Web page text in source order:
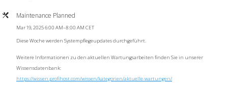
Maintenance Planned
Mar 19, 2025 6:00 AM–8:00 AM CET
Diese Woche werden Systempflegeupdates durchgeführt.
Weitere Informationen zu den aktuellen Wartungsarbeiten finden Sie in unserer
Wissensdatenbank:
https://wissen.profihost.com/wissen/kategorien/aktuelle-wartungen/